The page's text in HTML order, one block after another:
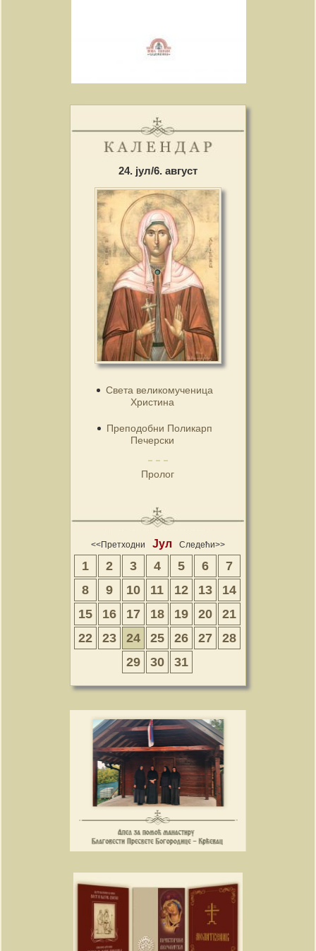
24. јул/6. август
Света великомученица
Христина
Преподобни Поликарп
Печерски
Пролог
<<Претходни Јул Следећи>>
1 2 3 4 5 6
7
8
9 10 11 12 13
14
15
16 17 18 19 20
21
22
23 24 25 26 27
28
29
30 31